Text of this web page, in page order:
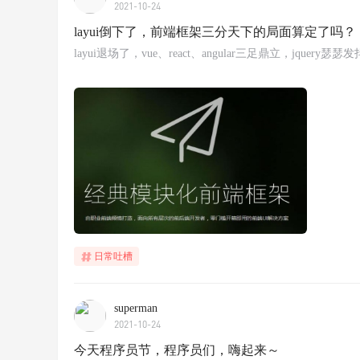
2021-10-24
layui倒下了，前端框架三分天下的局面算定了吗？
layui退场了，vue、react、angular三足鼎立，jquery瑟瑟发
日常吐槽
superman
2021-10-24
今天程序员节，程序员们，嗨起来～